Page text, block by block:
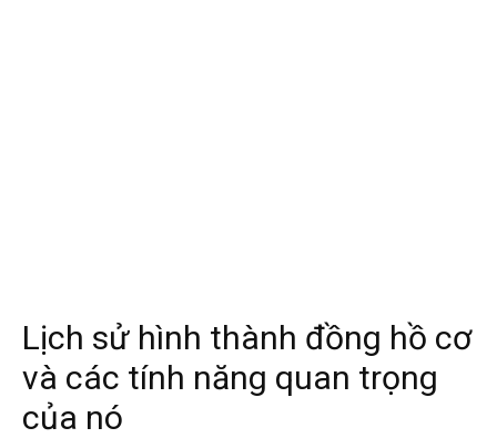
Lịch sử hình thành đồng hồ cơ
và các tính năng quan trọng
của nó